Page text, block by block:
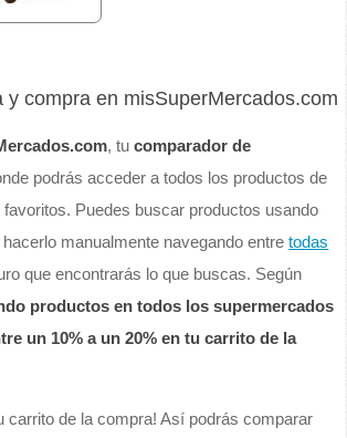
y compra en misSuperMercados.com
, tucomparador de
podrás acceder a todos los productos de
Puedes buscar productos usando
hacerlo manualmente navegando entretodas
que encontrarás lo que buscas. Según
productos en todos los supermercados
un 10% a un 20% en tu carrito de la
carrito de la compra! Así podrás comparar